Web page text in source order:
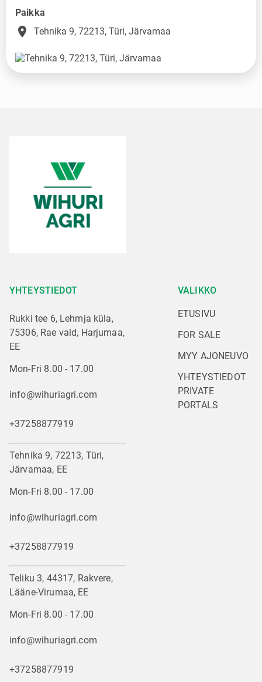
Paikka
place Tehnika 9, 72213, Türi, Järvamaa
YHTEYSTIEDOT
Rukki tee 6, Lehmja küla,
75306, Rae vald, Harjumaa,
EE
Mon-Fri 8.00 - 17.00
info@wihuriagri.com
+37258877919
Tehnika 9, 72213, Türi,
Järvamaa, EE
Mon-Fri 8.00 - 17.00
info@wihuriagri.com
+37258877919
Teliku 3, 44317, Rakvere,
Lääne-Virumaa, EE
Mon-Fri 8.00 - 17.00
info@wihuriagri.com
+37258877919
VALIKKO
ETUSIVU
FOR SALE
MYY AJONEUVO
YHTEYSTIEDOT
PRIVATE
PORTALS